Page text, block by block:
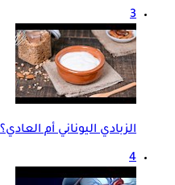
3
الزبادي اليوناني أم
4